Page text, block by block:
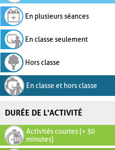
En plusieurs séances
En classe seulement
Hors classe
En classe et hors classe
DURÉE DE L'ACTIVITÉ
Activités courtes (< 30
minutes)